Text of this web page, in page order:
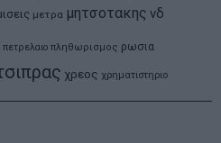
μετρα μητσοτακης νδ
πετρελαιο πληθωρισμος ρωσια
χρεος χρηματιστηριο